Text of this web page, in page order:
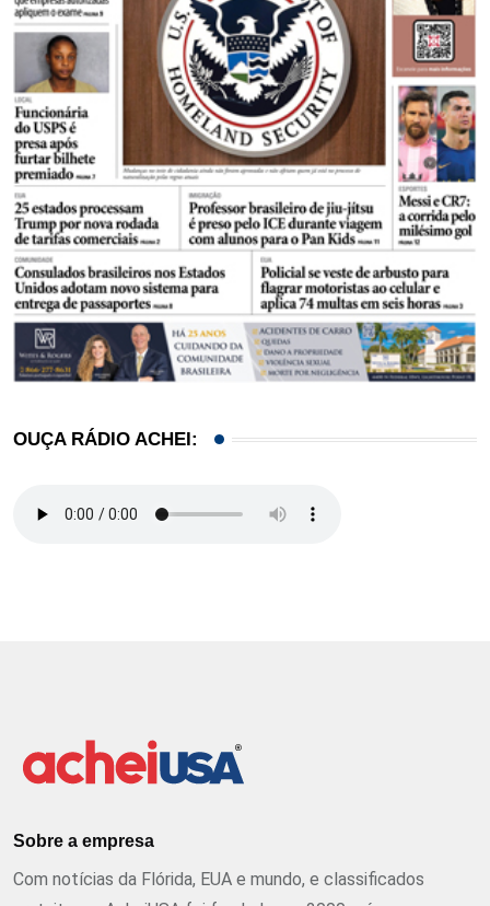
OUÇA RÁDIO ACHEI:
Sobre a empresa
Com notícias da Flórida, EUA e mundo, e classificados